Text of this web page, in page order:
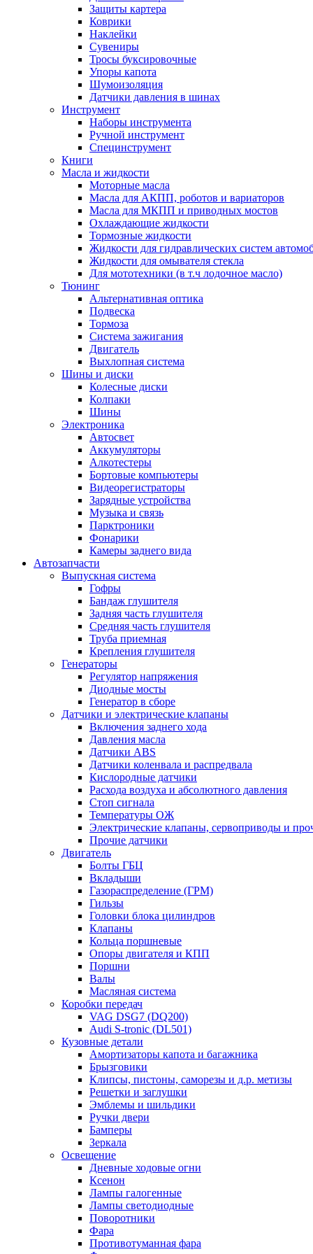
Защиты картера
Коврики
Наклейки
Сувениры
Тросы буксировочные
Упоры капота
Шумоизоляция
Датчики давления в шинах
Инструмент
Наборы инструмента
Ручной инструмент
Специнструмент
Книги
Масла и жидкости
Моторные масла
Масла для АКПП, роботов и вариаторов
Масла для МКПП и приводных мостов
Охлаждающие жидкости
Тормозные жидкости
Жидкости для гидравлических систем
Жидкости для омывателя стекла
Для мототехники (в т.ч лодочное масло)
Тюнинг
Альтернативная оптика
Подвеска
Тормоза
Система зажигания
Двигатель
Выхлопная система
Шины и диски
Колесные диски
Колпаки
Шины
Электроника
Автосвет
Аккумуляторы
Алкотестеры
Бортовые компьютеры
Видеорегистраторы
Зарядные устройства
Музыка и связь
Парктроники
Фонарики
Камеры заднего вида
Автозапчасти
Выпускная система
Гофры
Бандаж глушителя
Задняя часть глушителя
Средняя часть глушителя
Труба приемная
Крепления глушителя
Генераторы
Регулятор напряжения
Диодные мосты
Генератор в сборе
Датчики и электрические клапаны
Включения заднего хода
Давления масла
Датчики ABS
Датчики коленвала и распредвала
Кислородные датчики
Расхода воздуха и абсолютного давления
Стоп сигнала
Температуры ОЖ
Электрические клапаны, сервоприводы и
Прочие датчики
Двигатель
Болты ГБЦ
Вкладыши
Газораспределение (ГРМ)
Гильзы
Головки блока цилиндров
Клапаны
Кольца поршневые
Опоры двигателя и КПП
Поршни
Валы
Масляная система
Коробки передач
VAG DSG7 (DQ200)
Audi S-tronic (DL501)
Кузовные детали
Амортизаторы капота и багажника
Брызговики
Клипсы, пистоны, саморезы и д.р. метизы
Решетки и заглушки
Эмблемы и шильдики
Ручки двери
Бамперы
Зеркала
Освещение
Дневные ходовые огни
Ксенон
Лампы галогенные
Лампы светодиодные
Поворотники
Фара
Противотуманная фара